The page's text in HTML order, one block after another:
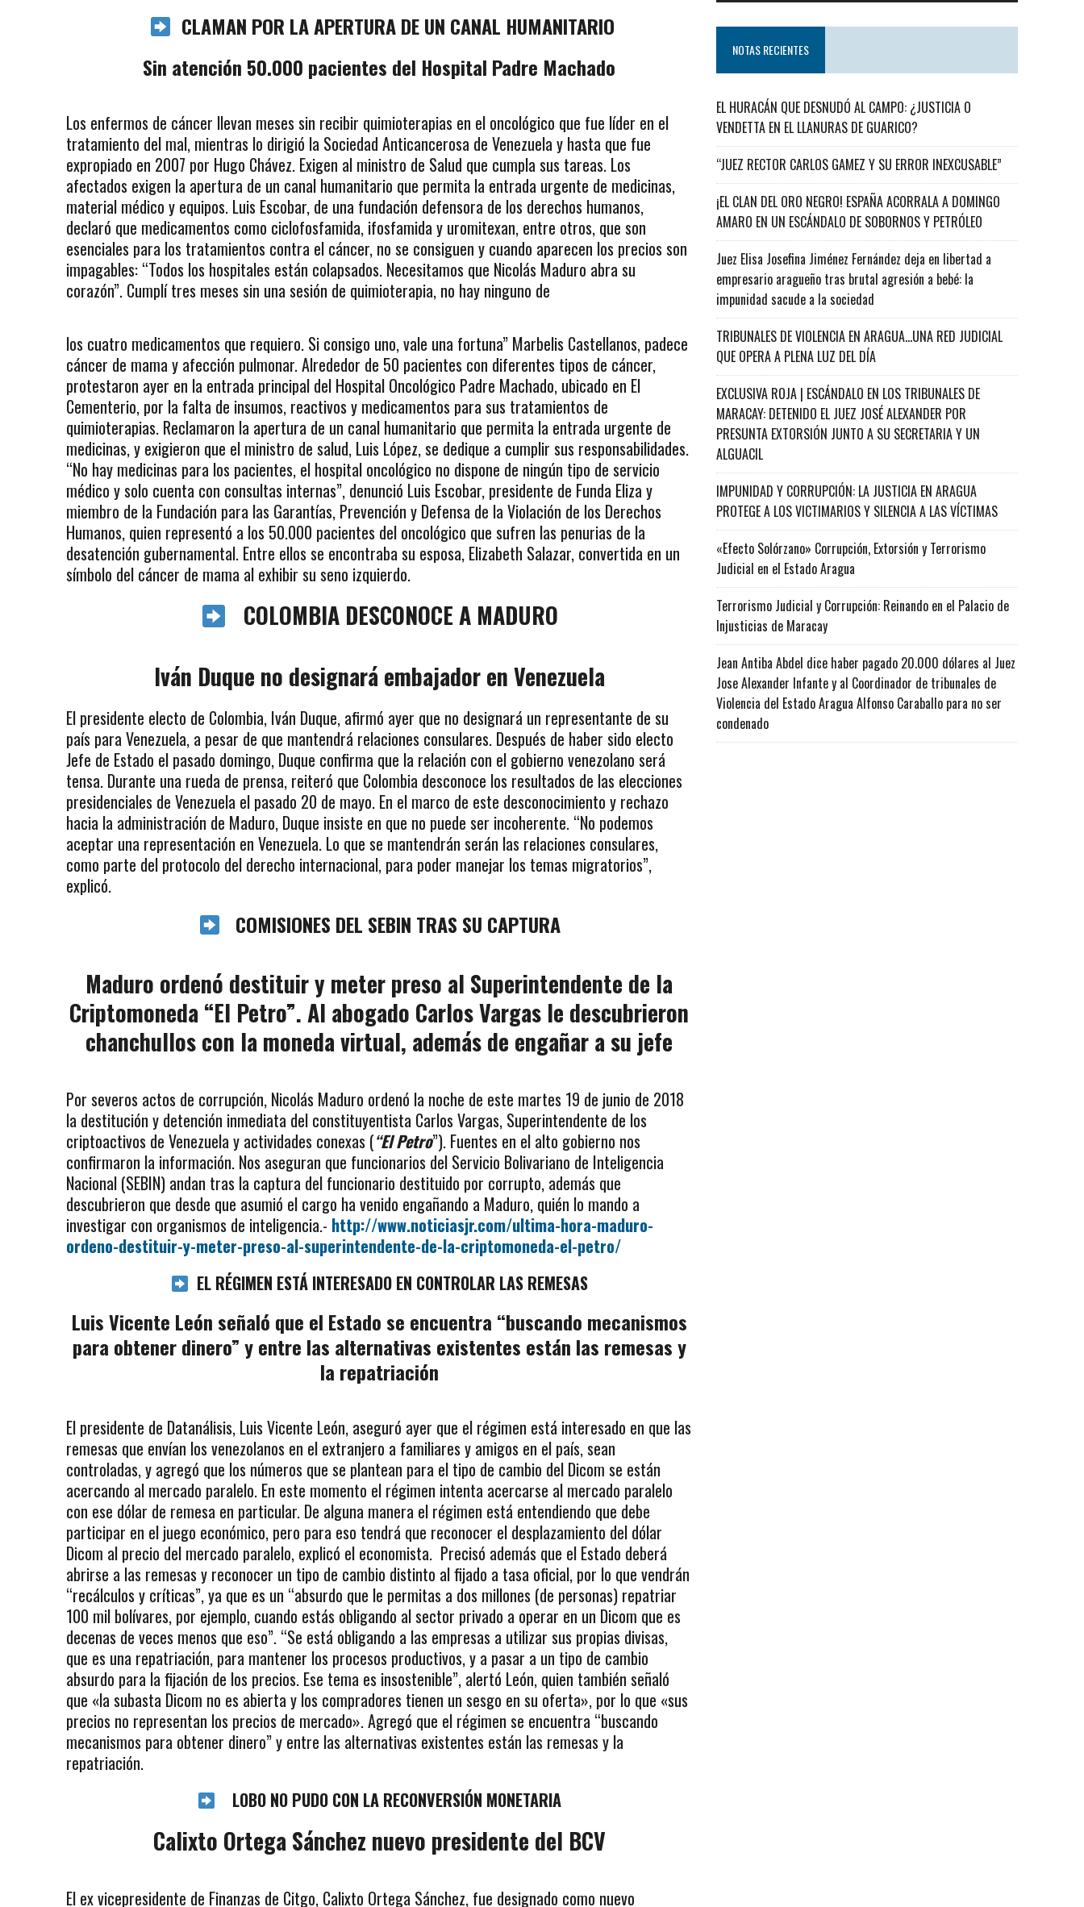
CLAMAN POR LA APERTURA DE UN CANAL HUMANITARIO
Sin atención 50.000 pacientes del Hospital Padre Machado
Los enfermos de cáncer llevan meses sin recibir quimioterapias en el oncológico que fue líder en el
tratamiento del mal, mientras lo dirigió la Sociedad Anticancerosa de Venezuela y hasta que fue
expropiado en 2007 por Hugo Chávez. Exigen al ministro de Salud que cumpla sus tareas. Los
afectados exigen la apertura de un canal humanitario que permita la entrada urgente de medicinas,
material médico y equipos. Luis Escobar, de una fundación defensora de los derechos humanos,
declaró que medicamentos como ciclofosfamida, ifosfamida y uromitexan, entre otros, que son
esenciales para los tratamientos contra el cáncer, no se consiguen y cuando aparecen los precios son
impagables: “Todos los hospitales están colapsados. Necesitamos que Nicolás Maduro abra su
corazón”. Cumplí tres meses sin una sesión de quimioterapia, no hay ninguno de
los cuatro medicamentos que requiero. Si consigo uno, vale una fortuna” Marbelis Castellanos, padece
cáncer de mama y afección pulmonar. Alrededor de 50 pacientes con diferentes tipos de cáncer,
protestaron ayer en la entrada principal del Hospital Oncológico Padre Machado, ubicado en El
Cementerio, por la falta de insumos, reactivos y medicamentos para sus tratamientos de
quimioterapias. Reclamaron la apertura de un canal humanitario que permita la entrada urgente de
medicinas, y exigieron que el ministro de salud, Luis López, se dedique a cumplir sus responsabilidades.
“No hay medicinas para los pacientes, el hospital oncológico no dispone de ningún tipo de servicio
médico y solo cuenta con consultas internas”, denunció Luis Escobar, presidente de Funda Eliza y
miembro de la Fundación para las Garantías, Prevención y Defensa de la Violación de los Derechos
Humanos, quien representó a los 50.000 pacientes del oncológico que sufren las penurias de la
desatención gubernamental. Entre ellos se encontraba su esposa, Elizabeth Salazar, convertida en un
símbolo del cáncer de mama al exhibir su seno izquierdo.
COLOMBIA DESCONOCE A MADURO
Iván Duque no designará embajador en Venezuela
El presidente electo de Colombia, Iván Duque, afirmó ayer que no designará un representante de su
país para Venezuela, a pesar de que mantendrá relaciones consulares. Después de haber sido electo
Jefe de Estado el pasado domingo, Duque confirma que la relación con el gobierno venezolano será
tensa. Durante una rueda de prensa, reiteró que Colombia desconoce los resultados de las elecciones
presidenciales de Venezuela el pasado 20 de mayo. En el marco de este desconocimiento y rechazo
hacia la administración de Maduro, Duque insiste en que no puede ser incoherente. “No podemos
aceptar una representación en Venezuela. Lo que se mantendrán serán las relaciones consulares,
como parte del protocolo del derecho internacional, para poder manejar los temas migratorios”,
explicó.
COMISIONES DEL SEBIN TRAS SU CAPTURA
Maduro ordenó destituir y meter preso al Superintendente de la
Criptomoneda “El Petro”. Al abogado Carlos Vargas le descubrieron
chanchullos con la moneda virtual, además de engañar a su jefe
Por severos actos de corrupción, Nicolás Maduro ordenó la noche de este martes 19 de junio de 2018
la destitución y detención inmediata del constituyentista Carlos Vargas, Superintendente de los
criptoactivos de Venezuela y actividades conexas (“El Petro”). Fuentes en el alto gobierno nos
confirmaron la información. Nos aseguran que funcionarios del Servicio Bolivariano de Inteligencia
Nacional (SEBIN)​ andan tras la captura del funcionario destituido por corrupto, además que
descubrieron que desde que asumió el cargo ha venido engañando a Maduro, quién lo mando a
investigar con organismos de inteligencia.- http://www.noticiasjr.com/ultima-hora-maduro-
ordeno-destituir-y-meter-preso-al-superintendente-de-la-criptomoneda-el-petro/
EL RÉGIMEN ESTÁ INTERESADO EN CONTROLAR LAS REMESAS
Luis Vicente León señaló que el Estado se encuentra “buscando mecanismos
para obtener dinero” y entre las alternativas existentes están las remesas y
la repatriación
El presidente de Datanálisis, Luis Vicente León, aseguró ayer que el régimen está interesado en que las
remesas que envían los venezolanos en el extranjero a familiares y amigos en el país, sean
controladas, y agregó que los números que se plantean para el tipo de cambio del Dicom se están
acercando al mercado paralelo. En este momento el régimen intenta acercarse al mercado paralelo
con ese dólar de remesa en particular. De alguna manera el régimen está entendiendo que debe
participar en el juego económico, pero para eso tendrá que reconocer el desplazamiento del dólar
Dicom al precio del mercado paralelo, explicó el economista. Precisó además que el Estado deberá
abrirse a las remesas y reconocer un tipo de cambio distinto al fijado a tasa oficial, por lo que vendrán
“recálculos y críticas”, ya que es un “absurdo que le permitas a dos millones (de personas) repatriar
100 mil bolívares, por ejemplo, cuando estás obligando al sector privado a operar en un Dicom que es
decenas de veces menos que eso”. “Se está obligando a las empresas a utilizar sus propias divisas,
que es una repatriación, para mantener los procesos productivos, y a pasar a un tipo de cambio
absurdo para la fijación de los precios. Ese tema es insostenible”, alertó León, quien también señaló
que «la subasta Dicom no es abierta y los compradores tienen un sesgo en su oferta», por lo que «sus
precios no representan los precios de mercado». Agregó que el régimen se encuentra “buscando
mecanismos para obtener dinero” y entre las alternativas existentes están las remesas y la
repatriación.
LOBO NO PUDO CON LA RECONVERSIÓN MONETARIA
Calixto Ortega Sánchez nuevo presidente del BCV
El ex vicepresidente de Finanzas de Citgo, Calixto Ortega Sánchez, fue designado como nuevo
NOTAS RECIENTES
EL HURACÁN QUE DESNUDÓ AL CAMPO: ¿JUSTICIA O
VENDETTA EN EL LLANURAS DE GUARICO?
“JUEZ RECTOR CARLOS GAMEZ Y SU ERROR INEXCUSABLE”
¡EL CLAN DEL ORO NEGRO! ESPAÑA ACORRALA A DOMINGO
AMARO EN UN ESCÁNDALO DE SOBORNOS Y PETRÓLEO
Juez Elisa Josefina Jiménez Fernández deja en libertad a
empresario aragueño tras brutal agresión a bebé: la
impunidad sacude a la sociedad
TRIBUNALES DE VIOLENCIA EN ARAGUA…UNA RED JUDICIAL
QUE OPERA A PLENA LUZ DEL DÍA
EXCLUSIVA ROJA | ESCÁNDALO EN LOS TRIBUNALES DE
MARACAY: DETENIDO EL JUEZ JOSÉ ALEXANDER POR
PRESUNTA EXTORSIÓN JUNTO A SU SECRETARIA Y UN
ALGUACIL
IMPUNIDAD Y CORRUPCIÓN: LA JUSTICIA EN ARAGUA
PROTEGE A LOS VICTIMARIOS Y SILENCIA A LAS VÍCTIMAS
«Efecto Solórzano» Corrupción, Extorsión y Terrorismo
Judicial en el Estado Aragua
Terrorismo Judicial y Corrupción: Reinando en el Palacio de
Injusticias de Maracay
Jean Antiba Abdel dice haber pagado 20.000 dólares al Juez
Jose Alexander Infante y al Coordinador de tribunales de
Violencia del Estado Aragua Alfonso Caraballo para no ser
condenado